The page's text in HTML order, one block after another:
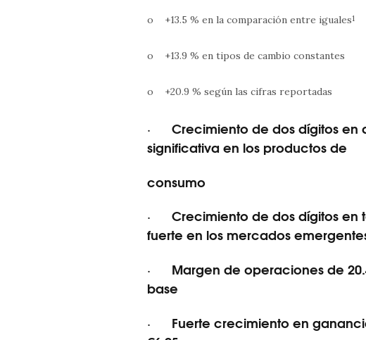
o +13.5 % en la comparación entre iguales1
o +13.9 % en tipos de cambio constantes
o +20.9 % según las cifras reportadas
· Crecimiento de dos dígitos en
significativa en los productos de
consumo
· Crecimiento de dos dígitos en
fuerte en los mercados
· Margen de operaciones de
base
· Fuerte crecimiento en